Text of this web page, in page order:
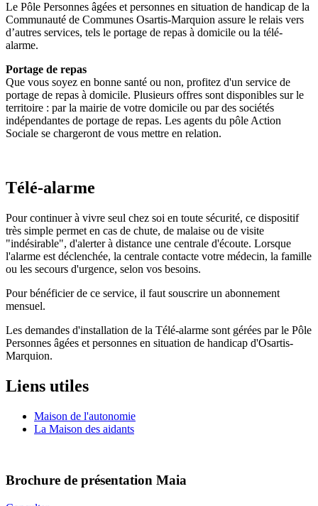
Le Pôle Personnes âgées et personnes en situation de handicap de la
Communauté de Communes Osartis-Marquion assure le relais vers
d’autres services, tels le portage de repas à domicile ou la télé-
alarme.
Portage de repas
Que vous soyez en bonne santé ou non, profitez d'un service de
portage de repas à domicile. Plusieurs offres sont disponibles sur le
territoire : par la mairie de votre domicile ou par des sociétés
indépendantes de portage de repas. Les agents du pôle Action
Sociale se chargeront de vous mettre en relation.
Télé-alarme
Pour continuer à vivre seul chez soi en toute sécurité, ce dispositif
très simple permet en cas de chute, de malaise ou de visite
"indésirable", d'alerter à distance une centrale d'écoute. Lorsque
l'alarme est déclenchée, la centrale contacte votre médecin, la famille
ou les secours d'urgence, selon vos besoins.
Pour bénéficier de ce service, il faut souscrire un abonnement
mensuel.
Les demandes d'installation de la Télé-alarme sont gérées par le Pôle
Personnes âgées et personnes en situation de handicap d'Osartis-
Marquion.
Liens utiles
Maison de l'autonomie
La Maison des aidants
Brochure de présentation Maia